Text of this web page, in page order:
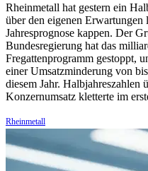
Rheinmetall hat gestern ein
über den eigenen Erwartungen
Jahresprognose kappen. Der
Bundesregierung hat das
Fregattenprogramm gestoppt,
einer Umsatzminderung von
diesem Jahr. Halbjahreszahlen
Konzernumsatz kletterte im
Rheinmetall